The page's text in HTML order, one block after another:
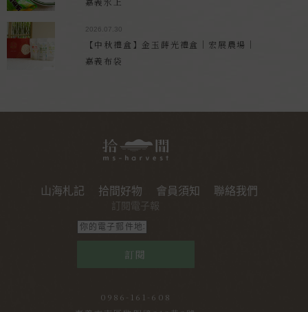
2026.07.30
【中秋禮盒】金玉蒔光禮盒｜宏展農場｜
嘉義布袋
山海札記 拾間好物 會員須知 聯絡我們
訂閱電子報
訂閱
0986-161-608